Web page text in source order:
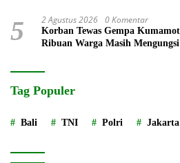
5 2 Agustus 2026 0 Komentar
Korban Tewas Gempa
Ribuan Warga Masih Mengungsi
Tag Populer
Bali TNI Polri Jakarta